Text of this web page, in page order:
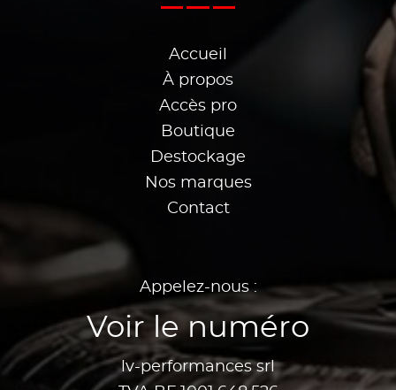
Accueil
À propos
Accès pro
Boutique
Destockage
Nos marques
Contact
Appelez-nous :
Voir le numéro
lv-performances srl